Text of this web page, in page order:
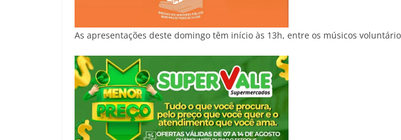
As apresentações deste domingo têm início às 13h, entre os músicos